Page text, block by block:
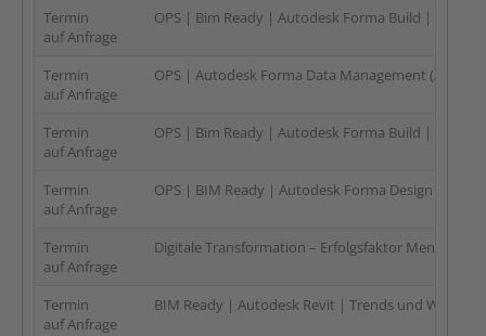
Termin
auf Anfrage
OPS | Bim Ready | Autodesk Forma Build |
Termin
auf Anfrage
OPS | Autodesk Forma Data Management (ACC
Termin
auf Anfrage
OPS | Bim Ready | Autodesk Forma Build |
Termin
auf Anfrage
OPS | BIM Ready | Autodesk Forma Design
Termin
auf Anfrage
Digitale Transformation – Erfolgsfaktor Mensch
Termin
auf Anfrage
BIM Ready | Autodesk Revit | Trends und